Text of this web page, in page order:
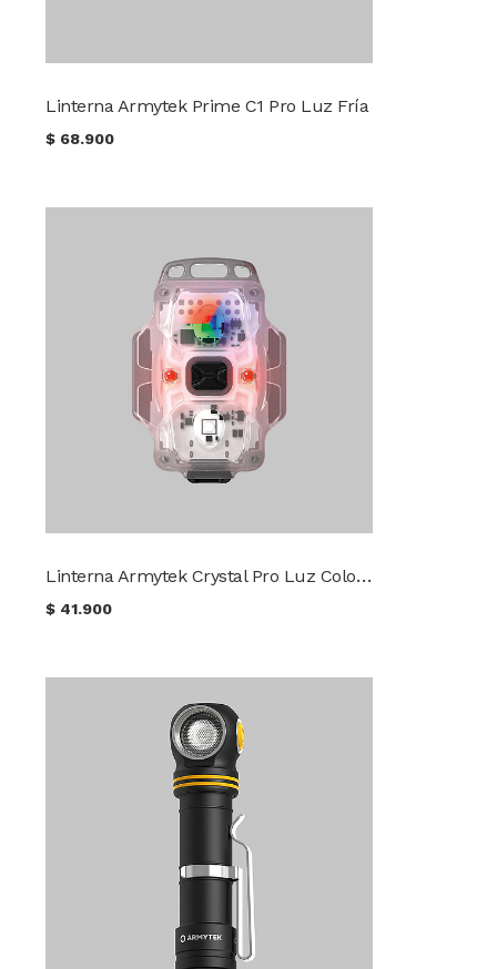
Linterna Armytek Prime C1 Pro Luz Fría
$ 68.900
Linterna Armytek Crystal Pro Luz Color Blanco/RGB/3D
$ 41.900